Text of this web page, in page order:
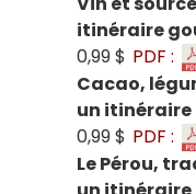
itinéraire
0,99 $ PDF :
Cacao,
un
0,99 $ PDF :
Le Pérou,